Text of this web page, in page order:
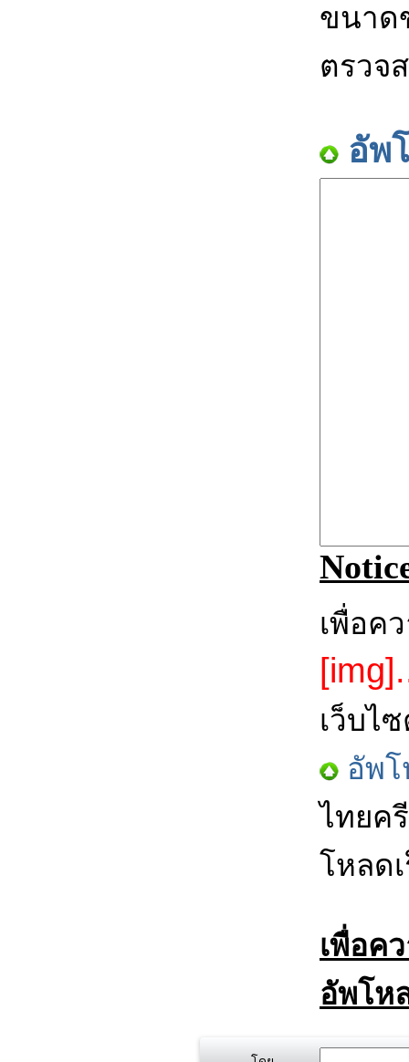
ขนาด
ตรวจ
อัพ
เพื่อค
เว็บไ
อัพ
ไทยค
โหลด
เพื่อค
อัพโห